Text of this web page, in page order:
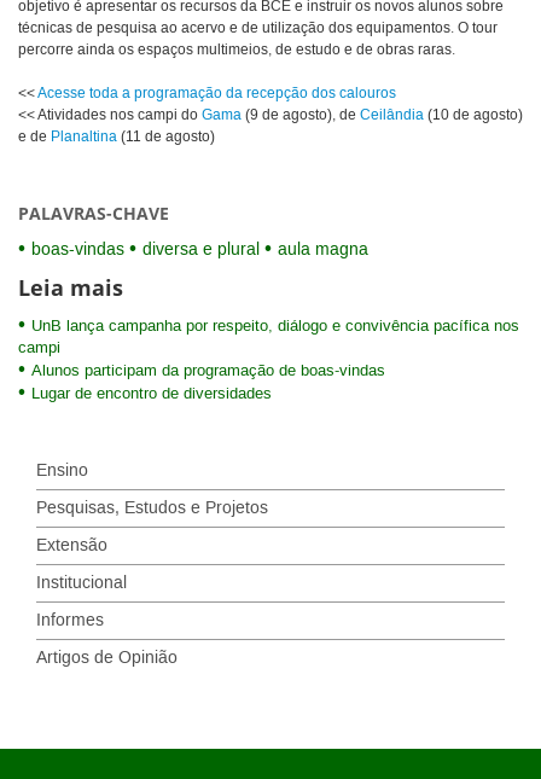
objetivo é apresentar os recursos da BCE e instruir os novos alunos sobre
técnicas de pesquisa ao acervo e de utilização dos equipamentos. O tour
percorre ainda os espaços multimeios, de estudo e de obras raras.
<<Acesse toda a programação da recepção dos calouros
<< Atividades nos campi do Gama (9 de agosto), de Ceilândia (10 de agosto)
e de Planaltina (11 de agosto)
PALAVRAS-CHAVE
boas-vindas diversa e plural aula magna
Leia mais
UnB lança campanha por respeito, diálogo e convivência pacífica nos
campi
Alunos participam da programação de boas-vindas
Lugar de encontro de diversidades
Ensino
Pesquisas, Estudos e Projetos
Extensão
Institucional
Informes
Artigos de Opinião